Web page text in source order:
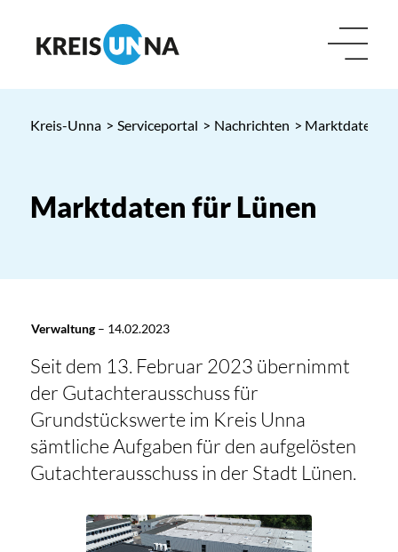
Kreis-Unna > Serviceportal > Nachrichten > Marktdaten
Marktdaten für Lünen
Verwaltung– 14.02.2023
Seit dem 13. Februar 2023 übernimmt
der Gutachterausschuss für
Grundstückswerte im Kreis Unna
sämtliche Aufgaben für den aufgelösten
Gutachterausschuss in der Stadt Lünen.